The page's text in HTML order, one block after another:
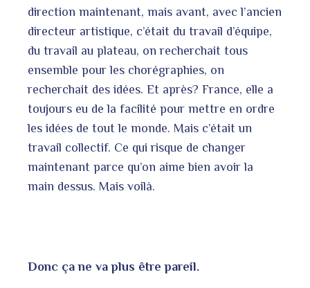
direction maintenant, mais avant, avec l’ancien
directeur artistique, c’était du travail d’équipe,
du travail au plateau, on recherchait tous
ensemble pour les chorégraphies, on
recherchait des idées. Et après? France, elle a
toujours eu de la facilité pour mettre en ordre
les idées de tout le monde. Mais c’était un
travail collectif. Ce qui risque de changer
maintenant parce qu’on aime bien avoir la
main dessus. Mais voilà.
Donc ça ne va plus être pareil.